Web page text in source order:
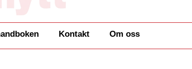
Kontakt Om oss